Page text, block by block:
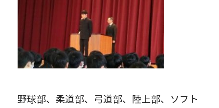
野球部、柔道部、弓道部、陸上部、ソフト